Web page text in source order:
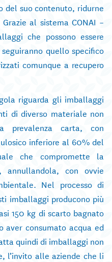
del suo contenuto, ridurne
al sistema CONAI –
che possono essere
quello specifico
comunque a recupero
riguarda gli imballaggi
di diverso materiale non
prevalenza carta, con
inferiore al 60% del
che compromette la
annullandola, con ovvie
Nel processo di
imballaggi producono più
150 kg di scarto bagnato
aver consumato acqua ed
quindi di imballaggi non
l’invito alle aziende che li